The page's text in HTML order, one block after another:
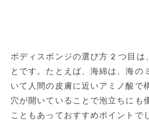
ボディスポンジの選び方2つ目は
とです。たとえば、海綿は、海の
いて人間の皮膚に近いアミノ酸で
穴が開いていることで泡立ちにも
こともあっておすすめポイントで